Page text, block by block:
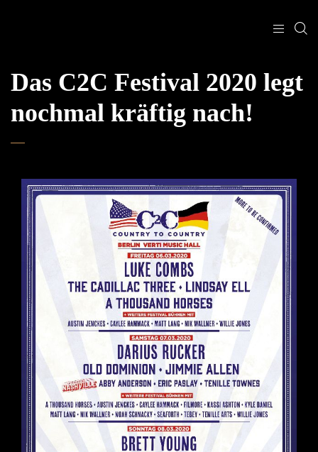
Das C2C Festival 2020 legt
nochmal kräftig nach!